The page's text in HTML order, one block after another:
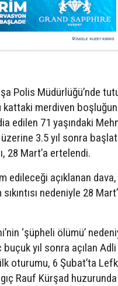
Polis Müdürlüğü’nde
kattaki merdiven
edilen 71 yaşındaki
3.5 yıl sonra
28 Mart’a ertelendi.
edileceği açıklanan dava,
nedeniyle 28
‘şüpheli ölümü’
buçuk yıl sonra açılan Adli
oturumu, 6 Şubat’ta
Rauf Kürşad huzurunda